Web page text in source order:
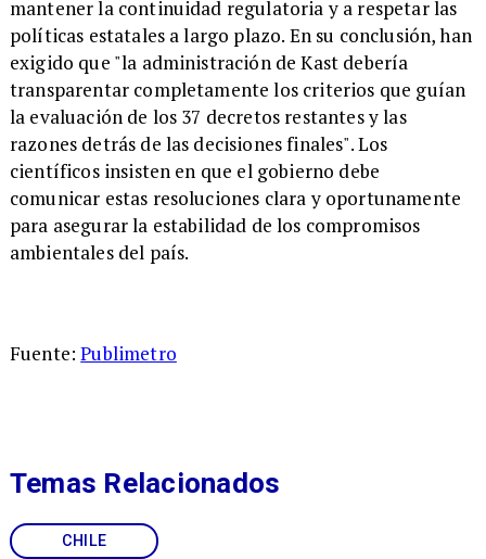
mantener la continuidad regulatoria y a respetar las
políticas estatales a largo plazo. En su conclusión, han
exigido que "la administración de Kast debería
transparentar completamente los criterios que guían
la evaluación de los 37 decretos restantes y las
razones detrás de las decisiones finales". Los
científicos insisten en que el gobierno debe
comunicar estas resoluciones clara y oportunamente
para asegurar la estabilidad de los compromisos
ambientales del país.
Fuente:Publimetro
CHILE
Temas Relacionados